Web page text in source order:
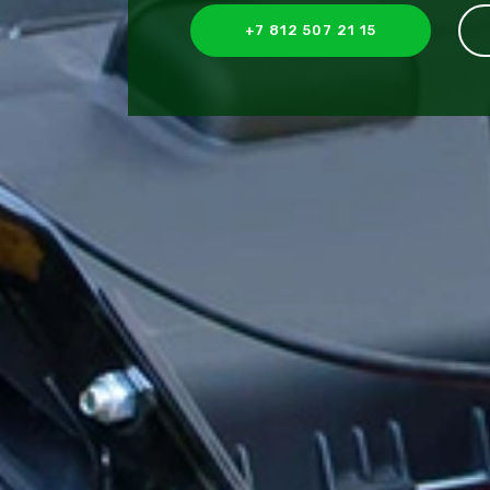
+7 812 507 21 15